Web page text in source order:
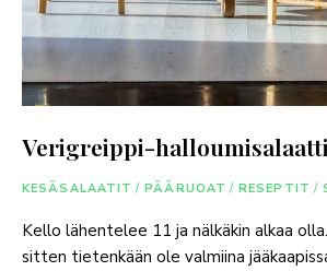
Verigreippi-halloumisalaatti
KESÄSALAATIT / PÄÄRUOAT / RESEPTIT /
Kello lähentelee 11 ja nälkäkin alkaa
sitten tietenkään ole valmiina